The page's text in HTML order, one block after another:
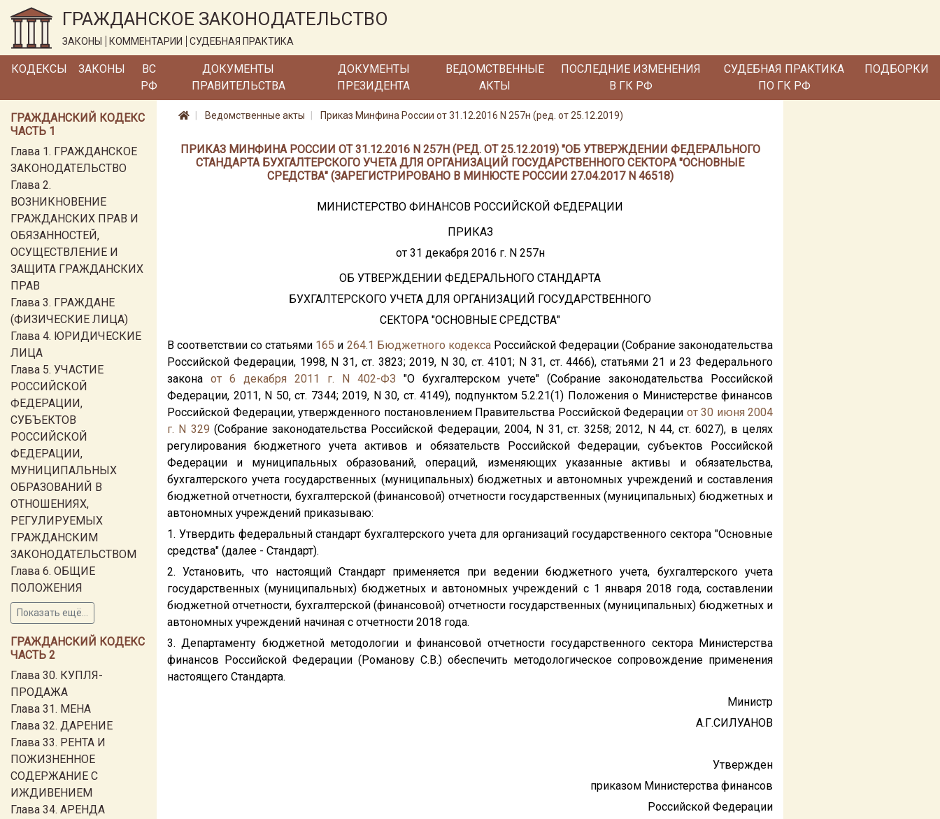
ГРАЖДАНСКОЕ ЗАКОНОДАТЕЛЬСТВО
ЗАКОНЫ КОММЕНТАРИИ СУДЕБНАЯ ПРАКТИКА
КОДЕКСЫ ЗАКОНЫ
ВС
РФ
ДОКУМЕНТЫ
ПРАВИТЕЛЬСТВА
ДОКУМЕНТЫ
ПРЕЗИДЕНТА
ВЕДОМСТВЕННЫЕ
АКТЫ
ПОСЛЕДНИЕ ИЗМЕНЕНИЯ
В ГК РФ
СУДЕБНАЯ ПРАКТИКА
ПО ГК РФ
ПОДБОРКИ
ГРАЖДАНСКИЙ КОДЕКС
ЧАСТЬ 1
Глава 1. ГРАЖДАНСКОЕ
ЗАКОНОДАТЕЛЬСТВО
Глава 2.
ВОЗНИКНОВЕНИЕ
ГРАЖДАНСКИХ ПРАВ И
ОБЯЗАННОСТЕЙ,
ОСУЩЕСТВЛЕНИЕ И
ЗАЩИТА ГРАЖДАНСКИХ
ПРАВ
Глава 3. ГРАЖДАНЕ
(ФИЗИЧЕСКИЕ ЛИЦА)
Глава 4. ЮРИДИЧЕСКИЕ
ЛИЦА
Глава 5. УЧАСТИЕ
РОССИЙСКОЙ
ФЕДЕРАЦИИ,
СУБЪЕКТОВ
РОССИЙСКОЙ
ФЕДЕРАЦИИ,
МУНИЦИПАЛЬНЫХ
ОБРАЗОВАНИЙ В
ОТНОШЕНИЯХ,
РЕГУЛИРУЕМЫХ
ГРАЖДАНСКИМ
ЗАКОНОДАТЕЛЬСТВОМ
Глава 6. ОБЩИЕ
ПОЛОЖЕНИЯ
Показать ещё...
ГРАЖДАНСКИЙ КОДЕКС
ЧАСТЬ 2
Глава 30. КУПЛЯ-
ПРОДАЖА
Глава 31. МЕНА
Глава 32. ДАРЕНИЕ
Глава 33. РЕНТА И
ПОЖИЗНЕННОЕ
СОДЕРЖАНИЕ С
ИЖДИВЕНИЕМ
Глава 34. АРЕНДА
Ведомственные акты Приказ Минфина России от 31.12.2016 N 257н (ред. от 25.12.2019)
ПРИКАЗ МИНФИНА РОССИИ ОТ 31.12.2016 N 257Н (РЕД. ОТ 25.12.2019) "ОБ УТВЕРЖДЕНИИ ФЕДЕРАЛЬНОГО
СТАНДАРТА БУХГАЛТЕРСКОГО УЧЕТА ДЛЯ ОРГАНИЗАЦИЙ ГОСУДАРСТВЕННОГО СЕКТОРА "ОСНОВНЫЕ
СРЕДСТВА" (ЗАРЕГИСТРИРОВАНО В МИНЮСТЕ РОССИИ 27.04.2017 N 46518)
МИНИСТЕРСТВО ФИНАНСОВ РОССИЙСКОЙ ФЕДЕРАЦИИ
ПРИКАЗ
от 31 декабря 2016 г. N 257н
ОБ УТВЕРЖДЕНИИ ФЕДЕРАЛЬНОГО СТАНДАРТА
БУХГАЛТЕРСКОГО УЧЕТА ДЛЯ ОРГАНИЗАЦИЙ ГОСУДАРСТВЕННОГО
СЕКТОРА "ОСНОВНЫЕ СРЕДСТВА"
В соответствии со статьями 165 и 264.1 Бюджетного кодексаРоссийской Федерации (Собрание законодательства
Российской Федерации, 1998, N 31, ст. 3823; 2019, N 30, ст. 4101; N 31, ст. 4466), статьями 21 и 23 Федерального
закона от 6 декабря 2011 г. N 402-ФЗ "О бухгалтерском учете" (Собрание законодательства Российской
Федерации, 2011, N 50, ст. 7344; 2019, N 30, ст. 4149), подпунктом 5.2.21(1) Положения о Министерстве финансов
Российской Федерации, утвержденного постановлением Правительства Российской Федерации от 30 июня 2004
г. N 329 (Собрание законодательства Российской Федерации, 2004, N 31, ст. 3258; 2012, N 44, ст. 6027), в целях
регулирования бюджетного учета активов и обязательств Российской Федерации, субъектов Российской
Федерации и муниципальных образований, операций, изменяющих указанные активы и обязательства,
бухгалтерского учета государственных (муниципальных) бюджетных и автономных учреждений и составления
бюджетной отчетности, бухгалтерской (финансовой) отчетности государственных (муниципальных) бюджетных и
автономных учреждений приказываю:
1. Утвердить федеральный стандарт бухгалтерского учета для организаций государственного сектора "Основные
средства" (далее - Стандарт).
2. Установить, что настоящий Стандарт применяется при ведении бюджетного учета, бухгалтерского учета
государственных (муниципальных) бюджетных и автономных учреждений с 1 января 2018 года, составлении
бюджетной отчетности, бухгалтерской (финансовой) отчетности государственных (муниципальных) бюджетных и
автономных учреждений начиная с отчетности 2018 года.
3. Департаменту бюджетной методологии и финансовой отчетности государственного сектора Министерства
финансов Российской Федерации (Романову С.В.) обеспечить методологическое сопровождение применения
настоящего Стандарта.
Министр
А.Г.СИЛУАНОВ
Утвержден
приказом Министерства финансов
Российской Федерации